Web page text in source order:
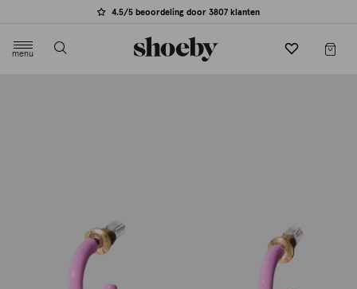
4.5/5 beoordeling door 3807 klanten
menu